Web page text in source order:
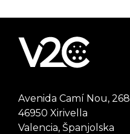
Avenida Camí Nou, 268
46950 Xirivella
Valencia, Španjolska